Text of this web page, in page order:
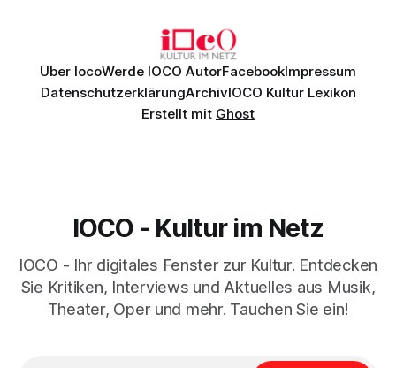
Über IocoWerde IOCO AutorFacebookImpressum
DatenschutzerklärungArchivIOCO Kultur Lexikon
Erstellt mit Ghost
IOCO - Kultur im Netz
IOCO - Ihr digitales Fenster zur Kultur. Entdecken
Sie Kritiken, Interviews und Aktuelles aus Musik,
Theater, Oper und mehr. Tauchen Sie ein!